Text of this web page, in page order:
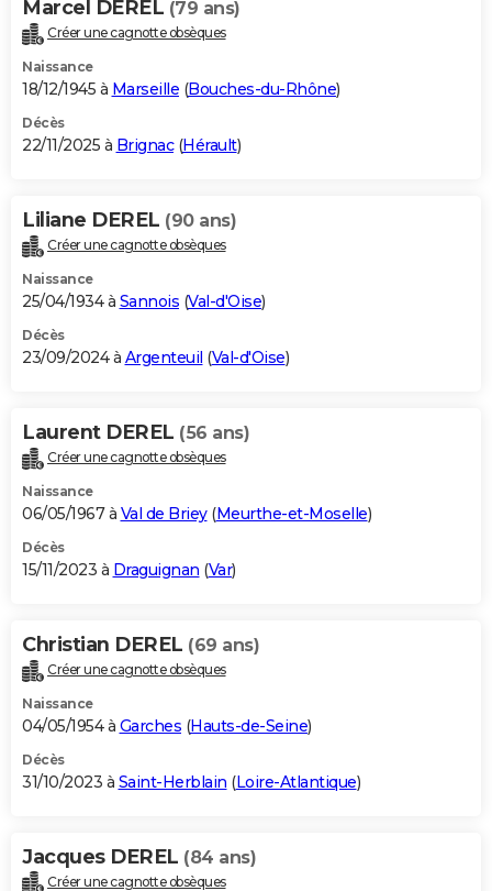
Alimentation
Guide de la santé
Maladies
Médicaments
Sommeil
VOYAGE
Destinations
City break
Voyage nature
Voyage de noces
Forum
Climat
+PHOTO
GUIDES D'ACHAT
BONS PLANS
Carte de Noël
Carte Bonne année
Carte Saint-Valentin
Carte Pâques
Carte d'anniversaire
DICTIONNAIRE
Dictionnaire
Biographies
Citations
Expressions
Proverbes
PROGRAMME TV
S'inscrire
Se connecter
Lycées
Collèges
Primaires
Universités
Entreprises
Service militaire
Avis de recherche
AVIS DE DÉCÈS
Bricolage
Lifestyle
Culture
Sport
Auto
Television
Voyage
Cinema
Marcel DEREL (79 ans)
Créer une cagnotte obsèques
Naissance
18/12/1945 à Marseille (Bouches-du-Rhône)
Décès
22/11/2025 à Brignac(Hérault)
Liliane DEREL (90 ans)
Créer une cagnotte obsèques
Naissance
25/04/1934 à Sannois (Val-d'Oise)
Décès
23/09/2024 à Argenteuil (Val-d'Oise)
Laurent DEREL (56 ans)
Créer une cagnotte obsèques
Naissance
06/05/1967 à Val de Briey(Meurthe-et-Moselle)
Décès
15/11/2023 à Draguignan (Var)
Christian DEREL (69 ans)
Créer une cagnotte obsèques
Naissance
04/05/1954 à Garches (Hauts-de-Seine)
Décès
31/10/2023 à Saint-Herblain (Loire-Atlantique)
Jacques DEREL (84 ans)
Créer une cagnotte obsèques